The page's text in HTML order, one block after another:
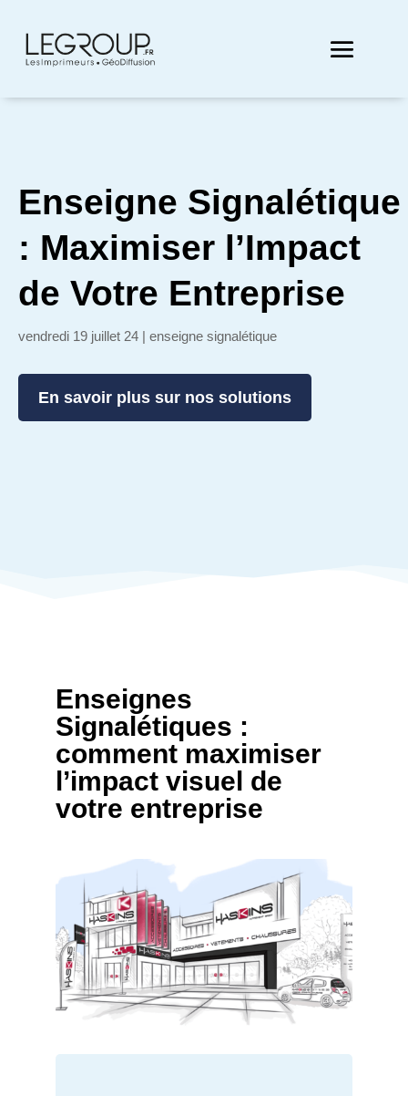
Enseigne Signalétique
: Maximiser l’Impact
de Votre Entreprise
vendredi 19 juillet 24 | enseigne signalétique
En savoir plus sur nos solutions
Enseignes
Signalétiques :
comment maximiser
l’impact visuel de
votre entreprise